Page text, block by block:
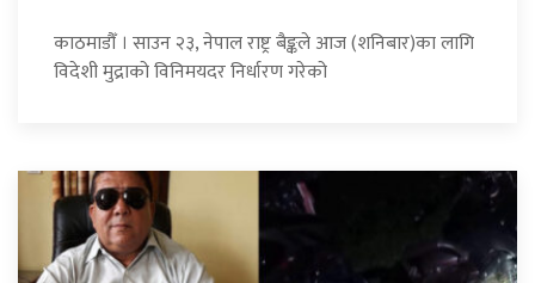
काठमाडौँ । साउन २३, नेपाल राष्ट्र बैङ्कले आज (शनिबार)का लागि
विदेशी मुद्राको विनिमयदर निर्धारण गरेको